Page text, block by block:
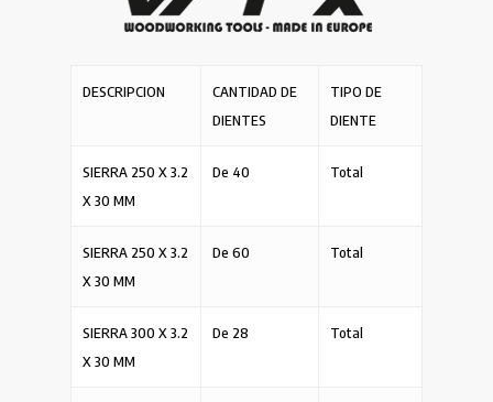
DESCRIPCION
CANTIDAD DE
DIENTES
TIPO DE
DIENTE
SIERRA 250 X 3.2
X 30 MM
De 40 Total
SIERRA 250 X 3.2
X 30 MM
De 60 Total
SIERRA 300 X 3.2
X 30 MM
De 28 Total